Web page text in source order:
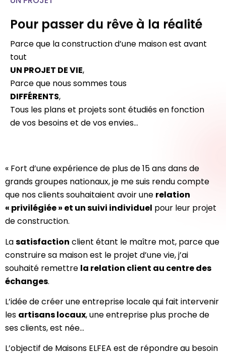
Pour passer du rêve à la réalité
Parce que la construction d’une maison est avant
tout
UN PROJET DE VIE,
Parce que nous sommes tous
DIFFÉRENTS,
Tous les plans et projets sont étudiés en fonction
de vos besoins et de vos envies…
« Fort d’une expérience de plus de 15 ans dans de
grands groupes nationaux, je me suis rendu compte
que nos clients souhaitaient avoir une relation
« privilégiée » et un suivi individuel pour leur projet
de construction.
Lasatisfaction client étant le maître mot, parce que
construire sa maison est le projet d’une vie, j’ai
souhaité remettre la relation client au centre des
échanges.
L’idée de créer une entreprise locale qui fait intervenir
les artisans locaux, une entreprise plus proche de
ses clients, est née…
L’objectif de Maisons ELFEA est de répondre au besoin